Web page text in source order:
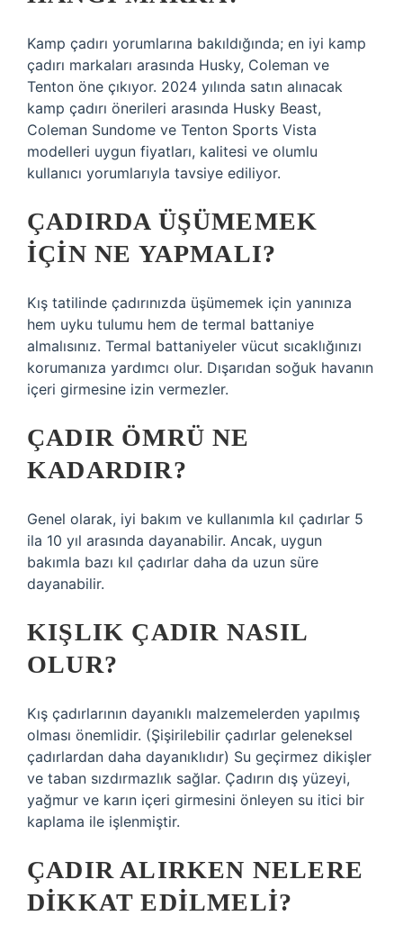
Kamp çadırı yorumlarına bakıldığında; en iyi kamp
çadırı markaları arasında Husky, Coleman ve
Tenton öne çıkıyor. 2024 yılında satın alınacak
kamp çadırı önerileri arasında Husky Beast,
Coleman Sundome ve Tenton Sports Vista
modelleri uygun fiyatları, kalitesi ve olumlu
kullanıcı yorumlarıyla tavsiye ediliyor.
ÇADIRDA ÜŞÜMEMEK
IÇIN NE YAPMALI?
Kış tatilinde çadırınızda üşümemek için yanınıza
hem uyku tulumu hem de termal battaniye
almalısınız. Termal battaniyeler vücut sıcaklığınızı
korumanıza yardımcı olur. Dışarıdan soğuk havanın
içeri girmesine izin vermezler.
ÇADIR ÖMRÜ NE
KADARDIR?
Genel olarak, iyi bakım ve kullanımla kıl çadırlar 5
ila 10 yıl arasında dayanabilir. Ancak, uygun
bakımla bazı kıl çadırlar daha da uzun süre
dayanabilir.
KIŞLIK ÇADIR NASIL
OLUR?
Kış çadırlarının dayanıklı malzemelerden yapılmış
olması önemlidir. (Şişirilebilir çadırlar geleneksel
çadırlardan daha dayanıklıdır) Su geçirmez dikişler
ve taban sızdırmazlık sağlar. Çadırın dış yüzeyi,
yağmur ve karın içeri girmesini önleyen su itici bir
kaplama ile işlenmiştir.
ÇADIR ALIRKEN NELERE
DIKKAT EDILMELI?